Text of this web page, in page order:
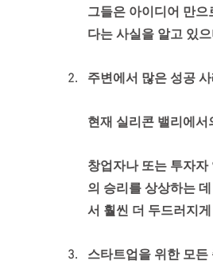
그들은 아이디어 만
다는 사실을 알고 있
주변에서 많은 성공
현재 실리콘 밸리에
창업자나 또는 투자
의 승리를 상상하는
서 훨씬 더 두드러지
스타트업을 위한 모